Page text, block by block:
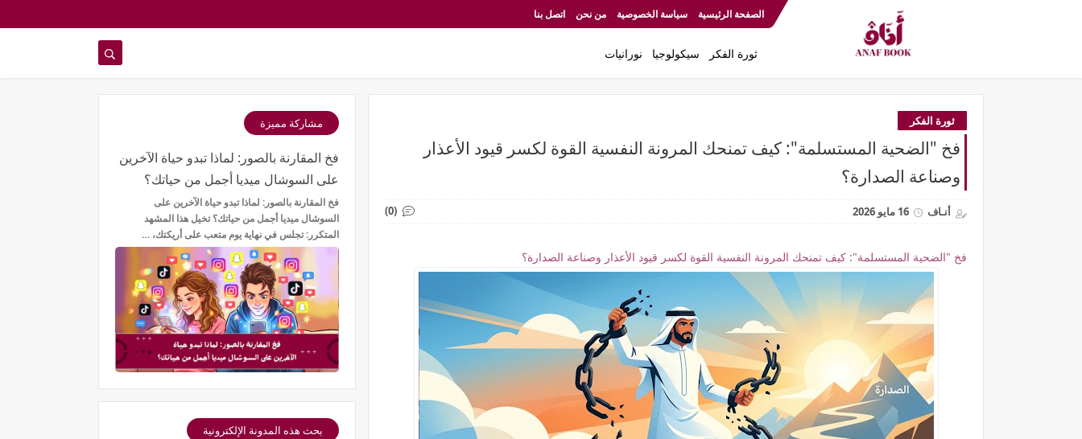
الصفحة الرئيسية سياسة الخصوصية من نحن اتصل بنا
ثورة الفكر سيكولوجيا نورانيات
ثورة الفكر
فخ "الضحية المستسلمة": كيف تمنحك المرونة النفسية القوة لكسر قيود الأعذار
وصناعة الصدارة؟
أنـاف 16 مايو 2026 (0)
فخ "الضحية المستسلمة": كيف تمنحك المرونة النفسية القوة لكسر قيود الأعذار وصناعة الصدارة؟
مشاركة مميزة
فخ المقارنة بالصور: لماذا تبدو حياة الآخرين
على السوشال ميديا أجمل من حياتك؟
فخ المقارنة بالصور: لماذا تبدو حياة الآخرين على
السوشال ميديا أجمل من حياتك؟ تخيل هذا المشهد
المتكرر: تجلس في نهاية يوم متعب على أريكتك، …
بحث هذه المدونة الإلكترونية